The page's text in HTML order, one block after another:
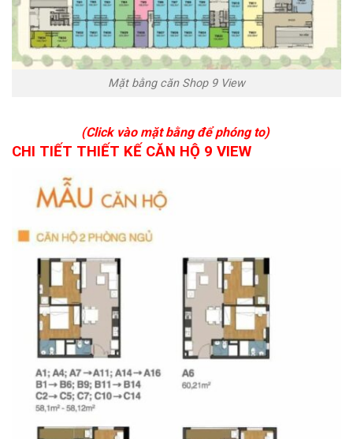
Mặt bằng căn Shop 9 View
(Click vào mặt bằng để phóng to)
CHI TIẾT THIẾT KẾ CĂN HỘ 9 VIEW